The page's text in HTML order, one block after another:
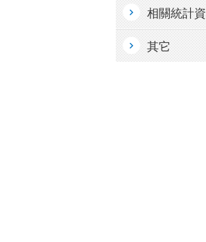
相關統計
其它